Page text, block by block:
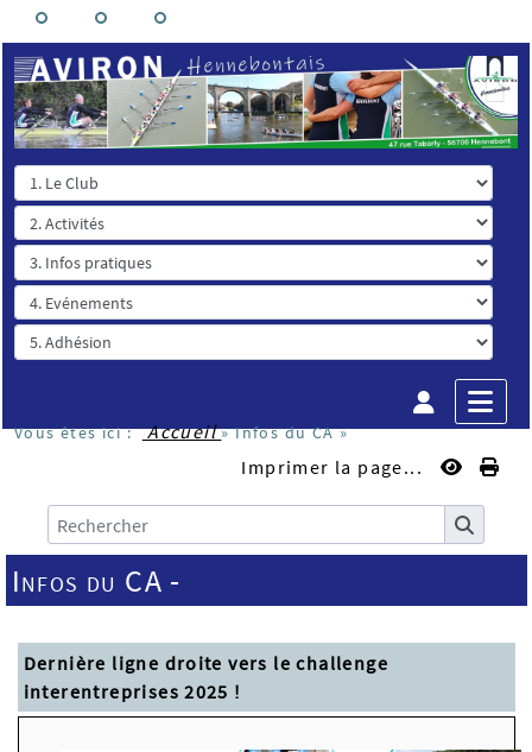
Vous êtes ici :Accueil»Infos du CA»
Imprimer la page...
Infos du CA -
Dernière ligne droite vers le challenge
interentreprises 2025 !